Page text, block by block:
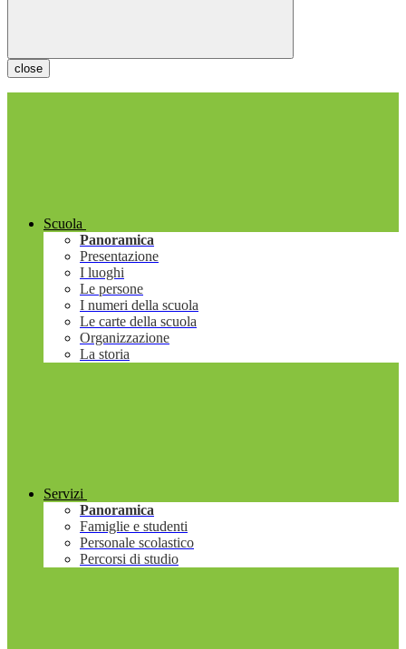
close
Scuola
Panoramica
Presentazione
I luoghi
Le persone
I numeri della scuola
Le carte della scuola
Organizzazione
La storia
Servizi
Panoramica
Famiglie e studenti
Personale scolastico
Percorsi di studio